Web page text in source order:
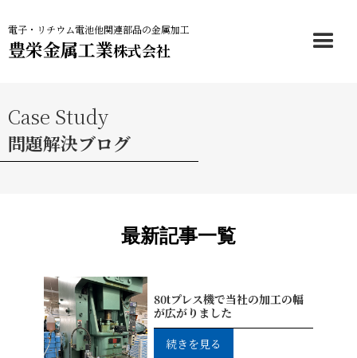
電子・リチウム電池他関連部品の金属加工
豊栄金属工業株式会社
Case Study
問題解決ブログ
最新記事一覧
80tプレス機で当社の加工の幅
が広がりました
続きを見る